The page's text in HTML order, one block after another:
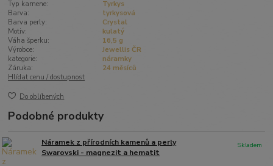
Typ kamene:
Tyrkys
Barva:
tyrkysová
Barva perly:
Crystal
Motiv:
kulatý
Váha šperku:
16,5 g
Výrobce:
Jewellis ČR
kategorie:
náramky
Záruka:
24 měsíců
Hlídat cenu / dostupnost
Do oblíbených
Podobné produkty
Náramek z přírodních kamenů a perly
Swarovski - magnezit a hematit
Skladem